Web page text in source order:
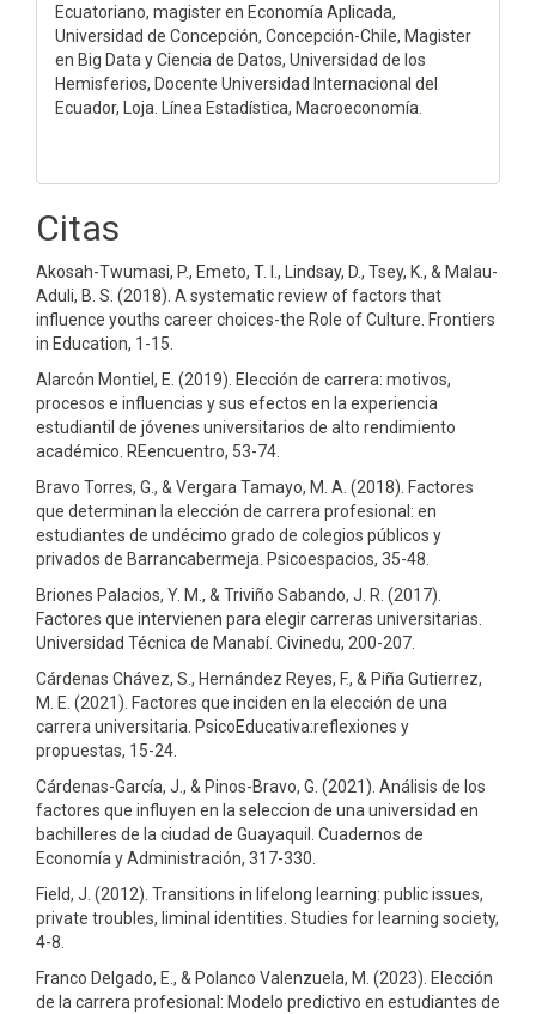
Ecuatoriano, magister en Economía Aplicada,
Universidad de Concepción, Concepción-Chile, Magister
en Big Data y Ciencia de Datos, Universidad de los
Hemisferios, Docente Universidad Internacional del
Ecuador, Loja. Línea Estadística, Macroeconomía.
Citas
Akosah-Twumasi, P., Emeto, T. I., Lindsay, D., Tsey, K., & Malau-
Aduli, B. S. (2018). A systematic review of factors that
influence youths career choices-the Role of Culture. Frontiers
in Education, 1-15.
Alarcón Montiel, E. (2019). Elección de carrera: motivos,
procesos e influencias y sus efectos en la experiencia
estudiantil de jóvenes universitarios de alto rendimiento
académico. REencuentro, 53-74.
Bravo Torres, G., & Vergara Tamayo, M. A. (2018). Factores
que determinan la elección de carrera profesional: en
estudiantes de undécimo grado de colegios públicos y
privados de Barrancabermeja. Psicoespacios, 35-48.
Briones Palacios, Y. M., & Triviño Sabando, J. R. (2017).
Factores que intervienen para elegir carreras universitarias.
Universidad Técnica de Manabí. Civinedu, 200-207.
Cárdenas Chávez, S., Hernández Reyes, F., & Piña Gutierrez,
M. E. (2021). Factores que inciden en la elección de una
carrera universitaria. PsicoEducativa:reflexiones y
propuestas, 15-24.
Cárdenas-García, J., & Pinos-Bravo, G. (2021). Análisis de los
factores que influyen en la seleccion de una universidad en
bachilleres de la ciudad de Guayaquil. Cuadernos de
Economía y Administración, 317-330.
Field, J. (2012). Transitions in lifelong learning: public issues,
private troubles, liminal identities. Studies for learning society,
4-8.
Franco Delgado, E., & Polanco Valenzuela, M. (2023). Elección
de la carrera profesional: Modelo predictivo en estudiantes de